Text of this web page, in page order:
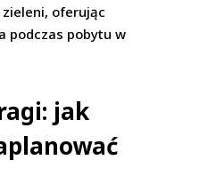
oferując
podczas pobytu w
jak